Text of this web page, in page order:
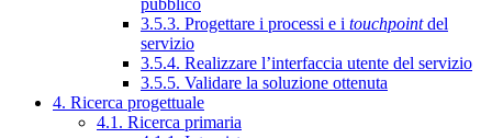
pubblico
3.5.3. Progettare i processi e i touchpointdel
servizio
3.5.4. Realizzare l’interfaccia utente del servizio
3.5.5. Validare la soluzione ottenuta
4. Ricerca progettuale
4.1. Ricerca primaria